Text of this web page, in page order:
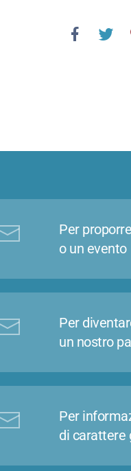
Per
o un evento
Per
un nostro
Per
di carattere